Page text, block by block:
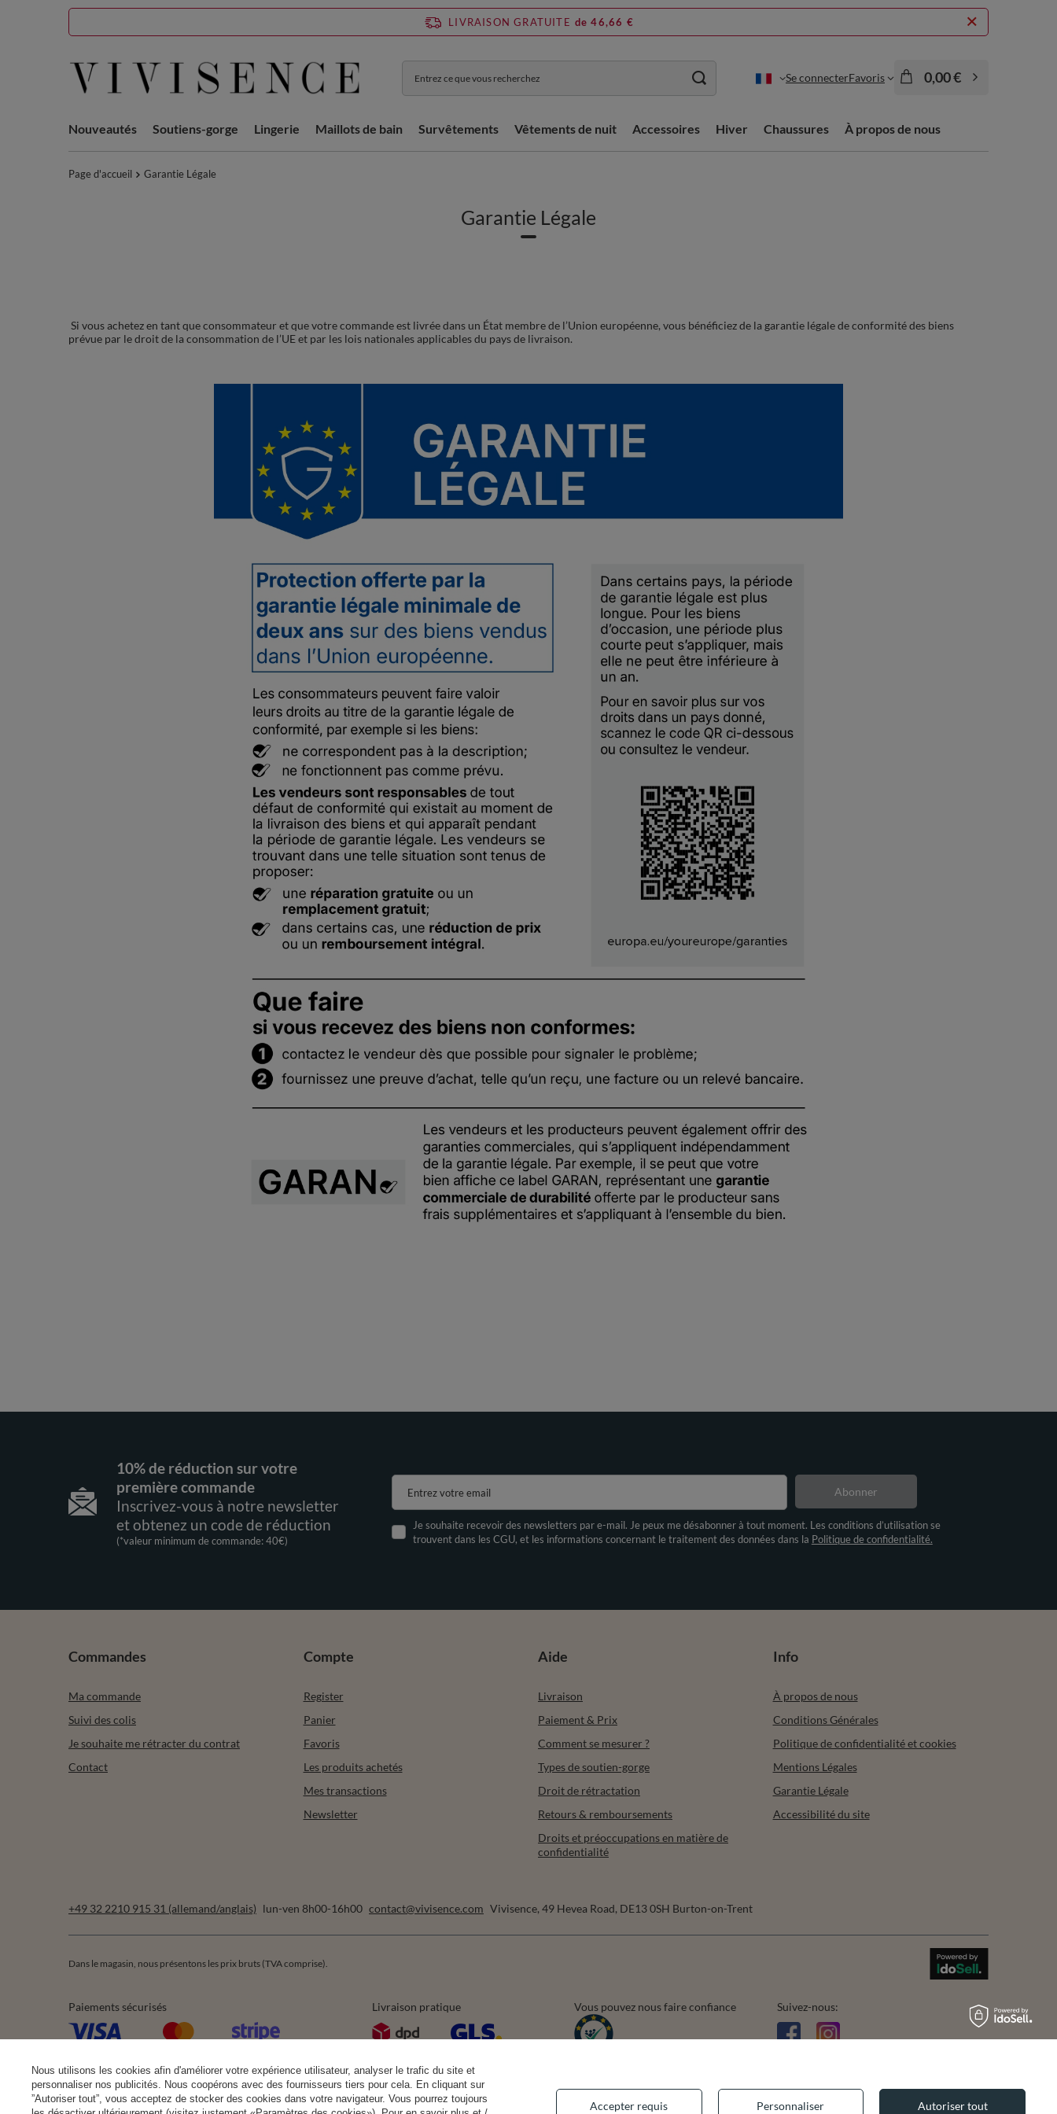
LIVRAISON GRATUITE de 46,66 €
Se connecterFavoris 0,00 €
Nouveautés Soutiens-gorge Lingerie Maillots de bain Survêtements Vêtements de nuit Accessoires Hiver Chaussures À propos de nous
Page d'accueil Garantie Légale
Garantie Légale
Si vous achetez en tant que consommateur et que votre commande est livrée dans un État membre de l’Union européenne, vous bénéficiez de la garantie légale de conformité des biens
prévue par le droit de la consommation de l’UE et par les lois nationales applicables du pays de livraison.
10% de réduction sur votre
première commande
Inscrivez-vous à notre newsletter
et obtenez un code de réduction
(*valeur minimum de commande: 40€)
Entrez votre email
Je souhaite recevoir des newsletters par e-mail. Je peux me désabonner à tout moment. Les conditions d’utilisation se
trouvent dans les CGU, et les informations concernant le traitement des données dans la Politique de confidentialité.
Abonner
Commandes
Ma commande
Suivi des colis
Je souhaite me rétracter du contrat
Contact
Compte
Register
Panier
Favoris
Les produits achetés
Mes transactions
Newsletter
Aide
Livraison
Paiement & Prix
Comment se mesurer ?
Types de soutien-gorge
Droit de rétractation
Retours & remboursements
Droits et préoccupations en matière de
confidentialité
Info
À propos de nous
Conditions Générales
Politique de confidentialité et cookies
Mentions Légales
Garantie Légale
Accessibilité du site
+49 32 2210 915 31 (allemand/anglais) lun-ven 8h00-16h00 contact@vivisence.com Vivisence, 49 Hevea Road, DE13 0SH Burton-on-Trent
Dans le magasin, nous présentons les prix bruts (TVA comprise).
Paiements sécurisés Livraison pratique Vous pouvez nous faire confiance Suivez-nous:
Nous utilisons les cookies afin d'améliorer votre expérience utilisateur, analyser le trafic du site et
personnaliser nos publicités. Nous coopérons avec des fournisseurs tiers pour cela. En cliquant sur
”Autoriser tout”, vous acceptez de stocker des cookies dans votre navigateur. Vous pourrez toujours
Accepter requis Personnaliser Autoriser tout